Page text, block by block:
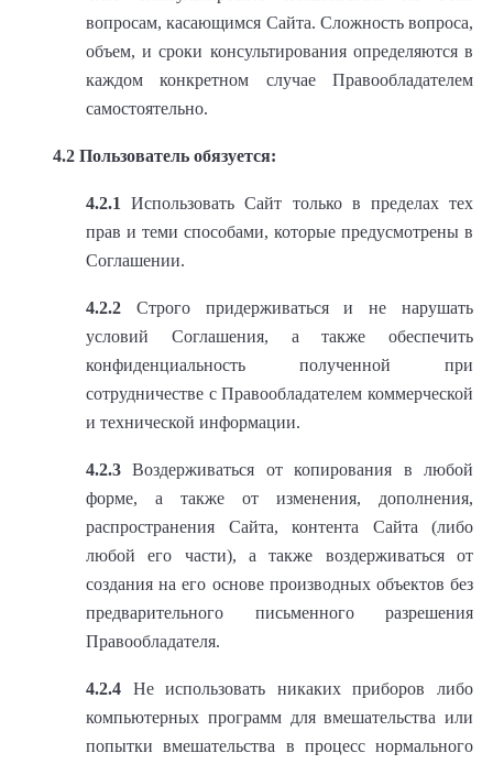
вопросам, касающимся Сайта. Сложность вопроса,
объем, и сроки консультирования определяются в
каждом конкретном случае Правообладателем
самостоятельно.
4.2 Пользователь обязуется:
4.2.1
Использовать Сайт только в пределах тех
прав и теми способами, которые предусмотрены в
Соглашении.
4.2.2 Строго придерживаться и не нарушать
условий Соглашения, а также обеспечить
конфиденциальность полученной при
сотрудничестве с Правообладателем коммерческой
и технической информации.
4.2.3 Воздерживаться от копирования в любой
форме, а также от изменения, дополнения,
распространения Сайта, контента Сайта (либо
любой его части), а также воздерживаться от
создания на его основе производных объектов без
предварительного письменного разрешения
Правообладателя.
4.2.4 Не использовать никаких приборов либо
компьютерных программ для вмешательства или
попытки вмешательства в процесс нормального